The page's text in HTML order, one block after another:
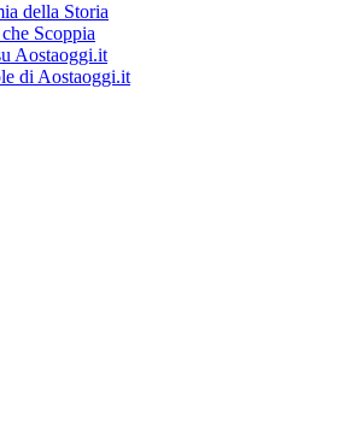
della Storia
Scoppia
Aostaoggi.it
di Aostaoggi.it